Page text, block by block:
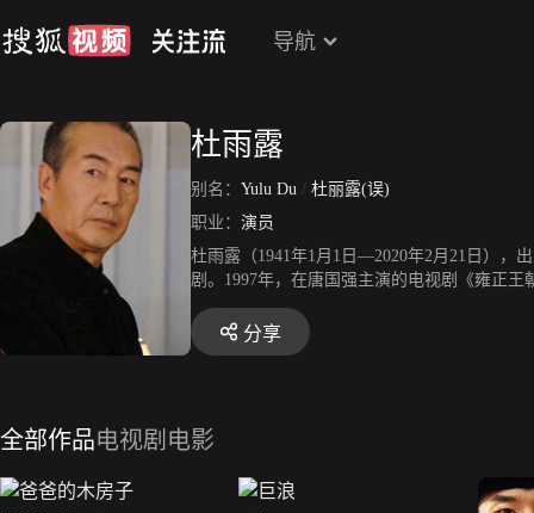
导航
杜雨露
别名： Yulu Du / 杜丽露(误)
职业： 演员
杜雨露（1941年1月1日—2020年2月21日），
剧。1997年，在唐国强主演的电视剧《雍正
达”，并凭此剧在第20届电视剧“飞天奖”上
堂。2002年，主演《省委书记》，饰演男主
扮演康老太爷。2007年，杜雨露在《红日》
分享
全部作品电视剧 电影